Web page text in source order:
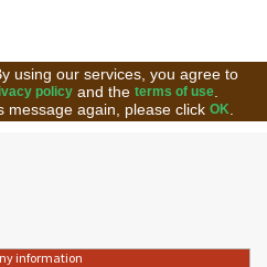
using our services, you agree to
policy and the terms of use
message again, please click OK
information